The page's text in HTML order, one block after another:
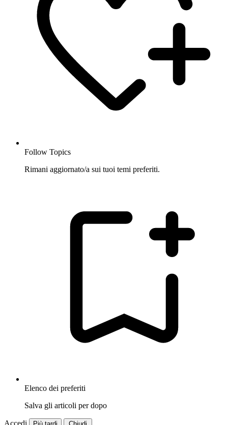
Follow Topics
Rimani aggiornato/a sui tuoi temi preferiti.
Elenco dei preferiti
Salva gli articoli per dopo
Accedi